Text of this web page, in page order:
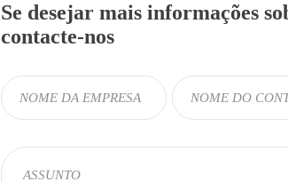
Se desejar mais informações
contacte-nos